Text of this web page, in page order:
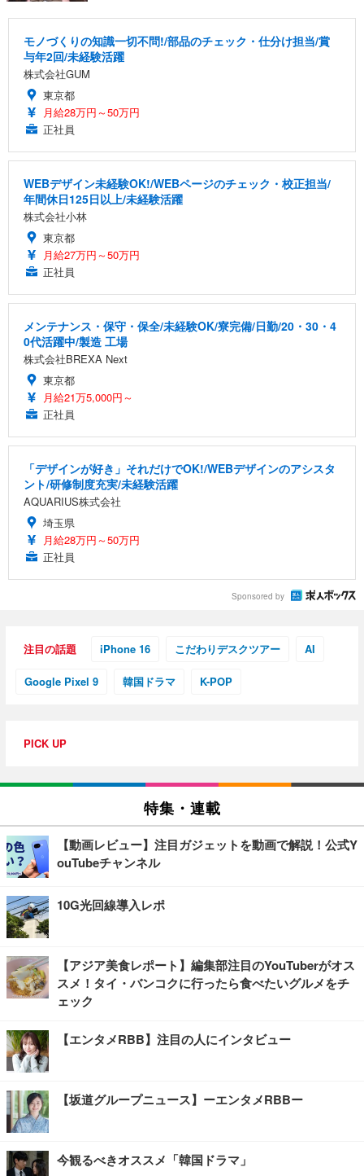
モノづくりの知識一切不問!/部品のチェック・仕分け担当/賞
与年2回/未経験活躍
株式会社GUM
東京都
月給28万円～50万円
正社員
WEBデザイン未経験OK!/WEBページのチェック・校正担当/
年間休日125日以上/未経験活躍
株式会社小林
東京都
月給27万円～50万円
正社員
メンテナンス・保守・保全/未経験OK/寮完備/日勤/20・30・4
0代活躍中/製造 工場
株式会社BREXA Next
東京都
月給21万5,000円～
正社員
「デザインが好き」それだけでOK!/WEBデザインのアシスタ
ント/研修制度充実/未経験活躍
AQUARIUS株式会社
埼玉県
月給28万円～50万円
正社員
Sponsored by
注目の話題 iPhone 16 こだわりデスクツアー AI
Google Pixel 9 韓国ドラマ K-POP
PICK UP
特集・連載
【動画レビュー】注目ガジェットを動画で解説！公式Y
ouTubeチャンネル
10G光回線導入レポ
【アジア美食レポート】編集部注目のYouTuberがオス
スメ！タイ・バンコクに行ったら食べたいグルメをチ
ェック
【エンタメRBB】注目の人にインタビュー
【坂道グループニュース】ーエンタメRBBー
今観るべきオススメ「韓国ドラマ」